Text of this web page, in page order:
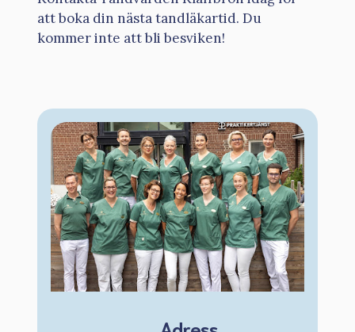
att boka din nästa tandläkartid. Du
kommer inte att bli besviken!